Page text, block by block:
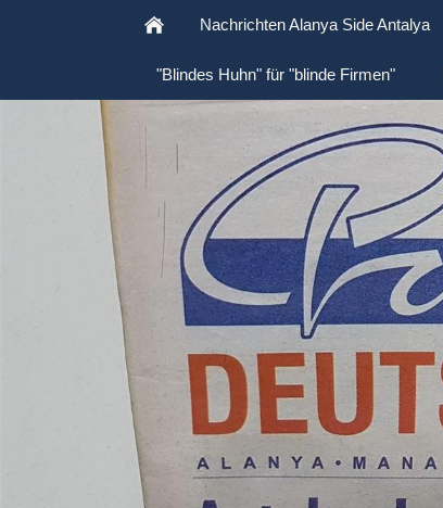
Nachrichten Alanya Side Antalya
"Blindes Huhn" für "blinde Firmen"